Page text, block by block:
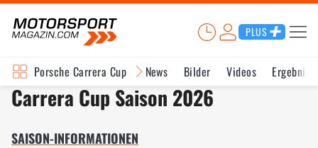
PLUS
Porsche Carrera Cup News Bilder Videos
Carrera Cup Saison 2026
SAISON-INFORMATIONEN